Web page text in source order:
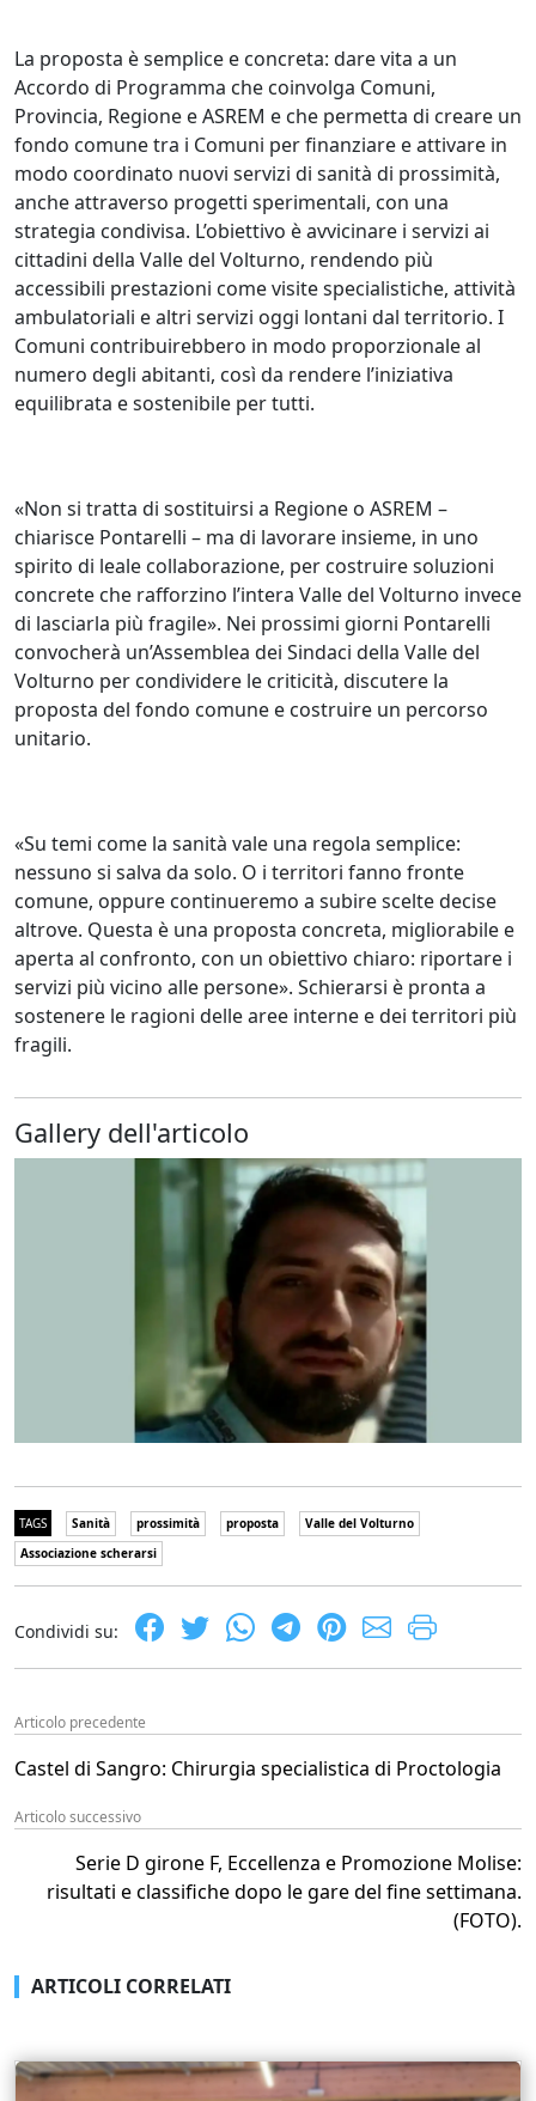
La proposta è semplice e concreta: dare vita a un
Accordo di Programma che coinvolga Comuni,
Provincia, Regione e ASREM e che permetta di creare un
fondo comune tra i Comuni per finanziare e attivare in
modo coordinato nuovi servizi di sanità di prossimità,
anche attraverso progetti sperimentali, con una
strategia condivisa. L’obiettivo è avvicinare i servizi ai
cittadini della Valle del Volturno, rendendo più
accessibili prestazioni come visite specialistiche, attività
ambulatoriali e altri servizi oggi lontani dal territorio. I
Comuni contribuirebbero in modo proporzionale al
numero degli abitanti, così da rendere l’iniziativa
equilibrata e sostenibile per tutti.
«Non si tratta di sostituirsi a Regione o ASREM –
chiarisce Pontarelli – ma di lavorare insieme, in uno
spirito di leale collaborazione, per costruire soluzioni
concrete che rafforzino l’intera Valle del Volturno invece
di lasciarla più fragile». Nei prossimi giorni Pontarelli
convocherà un’Assemblea dei Sindaci della Valle del
Volturno per condividere le criticità, discutere la
proposta del fondo comune e costruire un percorso
unitario.
«Su temi come la sanità vale una regola semplice:
nessuno si salva da solo. O i territori fanno fronte
comune, oppure continueremo a subire scelte decise
altrove. Questa è una proposta concreta, migliorabile e
aperta al confronto, con un obiettivo chiaro: riportare i
servizi più vicino alle persone». Schierarsi è pronta a
sostenere le ragioni delle aree interne e dei territori più
fragili.
Gallery dell'articolo
TAGS Sanità prossimità proposta
Valle del Volturno
Associazione scherarsi
Condividi su:
Articolo precedente
Castel di Sangro: Chirurgia specialistica di Proctologia
Articolo successivo
Serie D girone F, Eccellenza e Promozione Molise:
risultati e classifiche dopo le gare del fine settimana.
(FOTO).
ARTICOLI CORRELATI